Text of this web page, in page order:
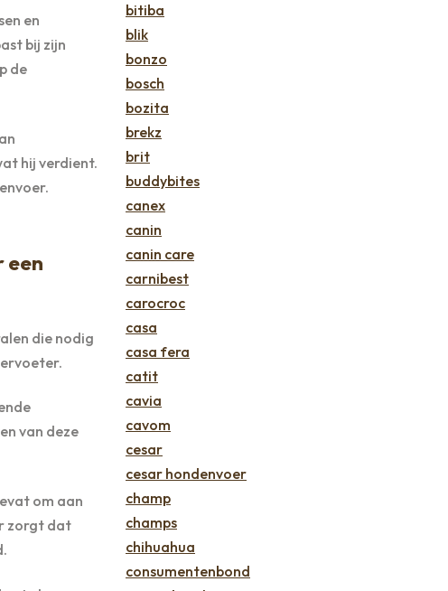
en
bij zijn
de
hij verdient.
een
die nodig
van deze
om aan
zorgt dat
bitiba
blik
bonzo
bosch
bozita
brekz
brit
buddybites
canex
canin
canin care
carnibest
carocroc
casa
casa fera
catit
cavia
cavom
cesar
cesar hondenvoer
champ
champs
chihuahua
consumentenbond